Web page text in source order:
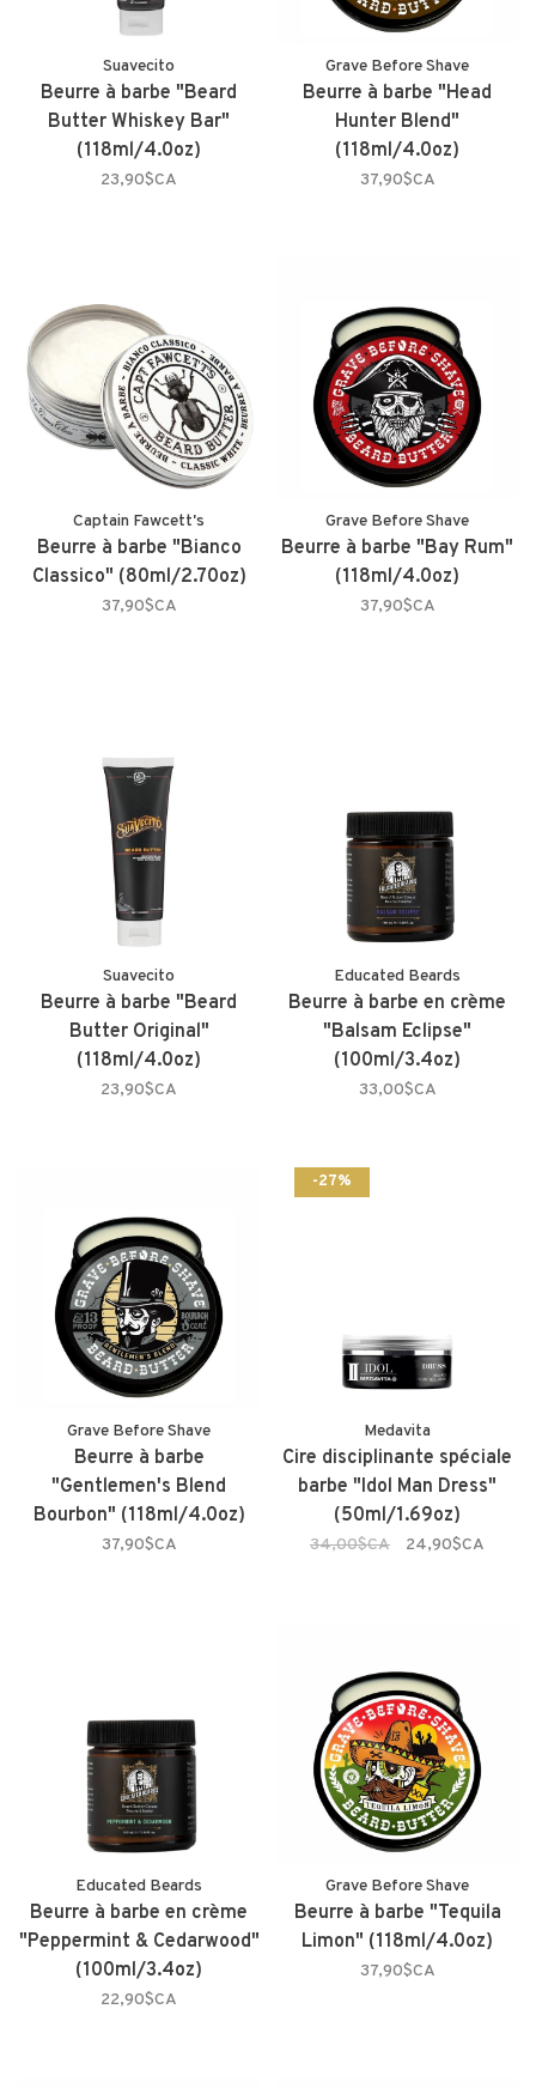
Suavecito
Beurre à barbe "Beard
Butter Whiskey Bar"
(118ml/4.0oz)
23,90$CA
Grave Before Shave
Beurre à barbe "Head
Hunter Blend"
(118ml/4.0oz)
37,90$CA
Captain Fawcett's
Beurre à barbe "Bianco
Classico" (80ml/2.70oz)
37,90$CA
Grave Before Shave
Beurre à barbe "Bay Rum"
(118ml/4.0oz)
37,90$CA
Suavecito
Beurre à barbe "Beard
Butter Original"
(118ml/4.0oz)
23,90$CA
Educated Beards
Beurre à barbe en crème
"Balsam Eclipse"
(100ml/3.4oz)
33,00$CA
Grave Before Shave
Beurre à barbe
"Gentlemen's Blend
Bourbon" (118ml/4.0oz)
37,90$CA
-27%
Medavita
Cire disciplinante spéciale
barbe "Idol Man Dress"
(50ml/1.69oz)
34,00$CA 24,90$CA
Educated Beards
Beurre à barbe en crème
"Peppermint & Cedarwood"
(100ml/3.4oz)
22,90$CA
Grave Before Shave
Beurre à barbe "Tequila
Limon" (118ml/4.0oz)
37,90$CA